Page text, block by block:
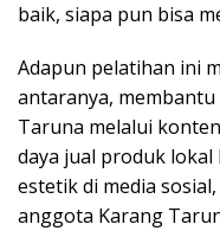
baik, siapa pun bisa
Adapun pelatihan ini
antaranya,
Taruna melalui
daya jual produk
estetik di media
anggota Karang